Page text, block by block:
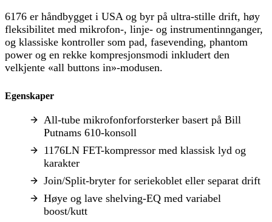
6176 er håndbygget i USA og byr på ultra-stille drift, høy
fleksibilitet med mikrofon-, linje- og instrumentinnganger,
og klassiske kontroller som pad, fasevending, phantom
power og en rekke kompresjonsmodi inkludert den
velkjente «all buttons in»-modusen.
Egenskaper
All-tube mikrofonforforsterker basert på Bill
Putnams 610-konsoll
1176LN FET-kompressor med klassisk lyd og
karakter
Join/Split-bryter for seriekoblet eller separat drift
Høye og lave shelving-EQ med variabel
boost/kutt